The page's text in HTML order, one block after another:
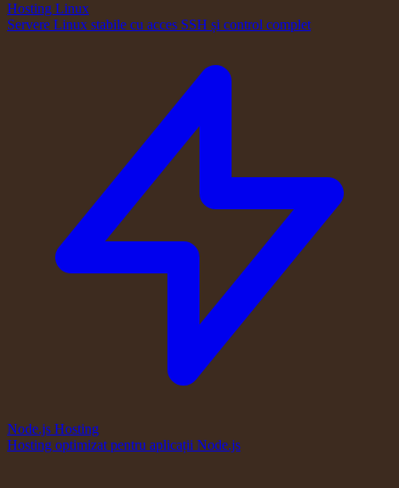
Hosting Linux
Servere Linux stabile cu acces SSH și control complet
Node.js Hosting
Hosting optimizat pentru aplicații Node.js